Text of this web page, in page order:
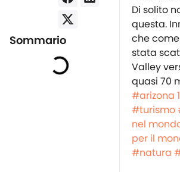
Sommario
Di solito
questa.
che
stata
Valley
quasi 70
#arizona
#turismo
nel
per il
#natura